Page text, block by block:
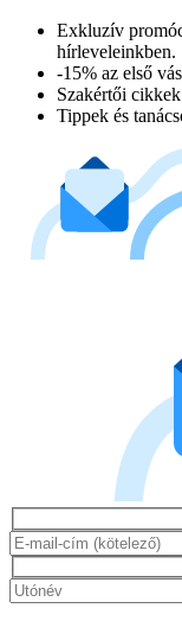
Exkluzív
hírleveleinkben.
-15% az első
Szakértői
Tippek és